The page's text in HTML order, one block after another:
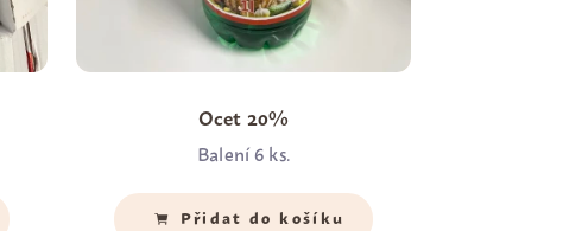
Ocet 20%
Balení 6 ks.
Přidat do košíku